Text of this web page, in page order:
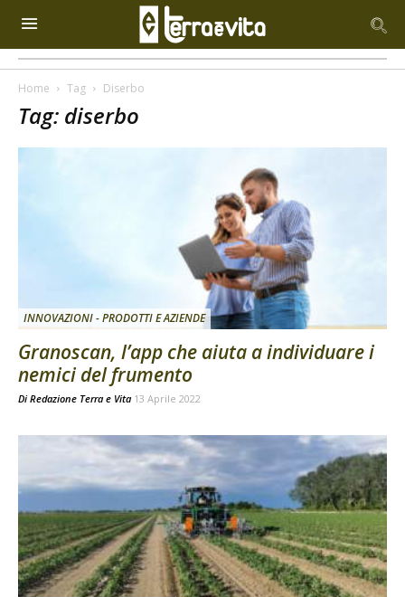
Home Tag Diserbo
Tag: diserbo
INNOVAZIONI - PRODOTTI E AZIENDE
Granoscan, l’app che aiuta a individuare i
nemici del frumento
Di Redazione Terra e Vita 13 Aprile 2022